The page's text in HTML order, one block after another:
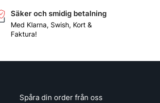
Säker och smidig betalning
Med Klarna, Swish, Kort &
Faktura!
Spåra din order från oss